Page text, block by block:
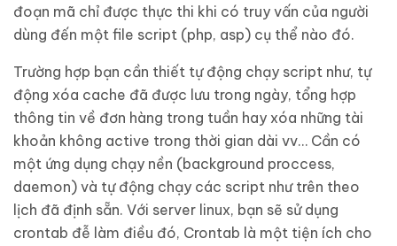
đoạn mã chỉ được thực thi khi có truy vấn của người
dùng đến một file script (php, asp) cụ thể nào đó.
Trường hợp bạn cần thiết tự động chạy script như, tự
động xóa cache đã được lưu trong ngày, tổng hợp
thông tin về đơn hàng trong tuần hay xóa những tài
khoản không active trong thời gian dài vv… Cần có
một ứng dụng chạy nền (background proccess,
daemon) và tự động chạy các script như trên theo
lịch đã định sẵn. Với server linux, bạn sẽ sử dụng
crontab đễ làm điều đó, Crontab là một tiện ích cho